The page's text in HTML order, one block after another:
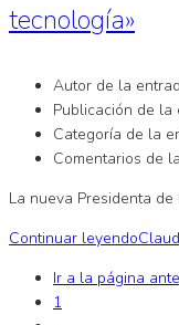
tecnología»
Autor de la
Publicación de la
Categoría de la
Comentarios de
La nueva Presidenta
Continuar leyendo
Ir a la página
1